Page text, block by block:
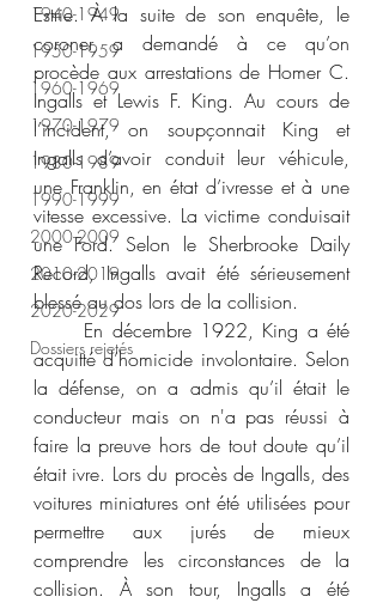
1940-1949
1950-1959
1960-1969
1970-1979
1980-1989
1990-1999
2000-2009
2010-2019
2020-2029
Dossiers rejetés
Estrie. À la suite de son enquête, le
coroner a demandé à ce qu’on
procède aux arrestations de Homer C.
Ingalls et Lewis F. King. Au cours de
l’incident, on soupçonnait King et
Ingalls d’avoir conduit leur véhicule,
une Franklin, en état d’ivresse et à une
vitesse excessive. La victime conduisait
une Ford. Selon le Sherbrooke Daily
Record, Ingalls avait été sérieusement
blessé au dos lors de la collision.
acquitté d’homicide involontaire. Selon
la défense, on a admis qu’il était le
conducteur mais on n'a pas réussi à
faire la preuve hors de tout doute qu’il
était ivre. Lors du procès de Ingalls, des
voitures miniatures ont été utilisées pour
permettre aux jurés de mieux
comprendre les circonstances de la
collision. À son tour, Ingalls a été